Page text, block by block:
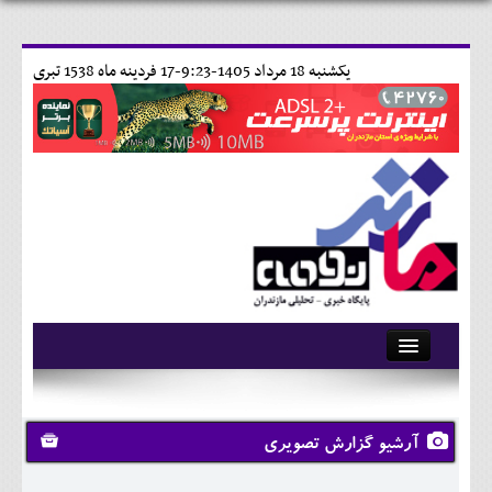
17 فردينه ماه 1538 تبری يکشنبه 18 مرداد 1405-9:23-
آرشیو
تماس با ما
وبلاگ
آرشیو گزارش تصویری